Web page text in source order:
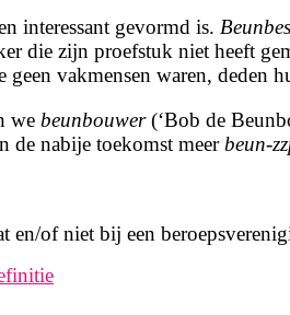
interessant gevormd is.
die zijn proef­stuk niet heeft
geen vakmensen waren,
we beunbouwer(‘Bob de
de nabije toekomst meerbeun-
of niet bij een